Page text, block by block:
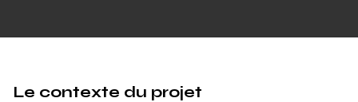
Le contexte du projet